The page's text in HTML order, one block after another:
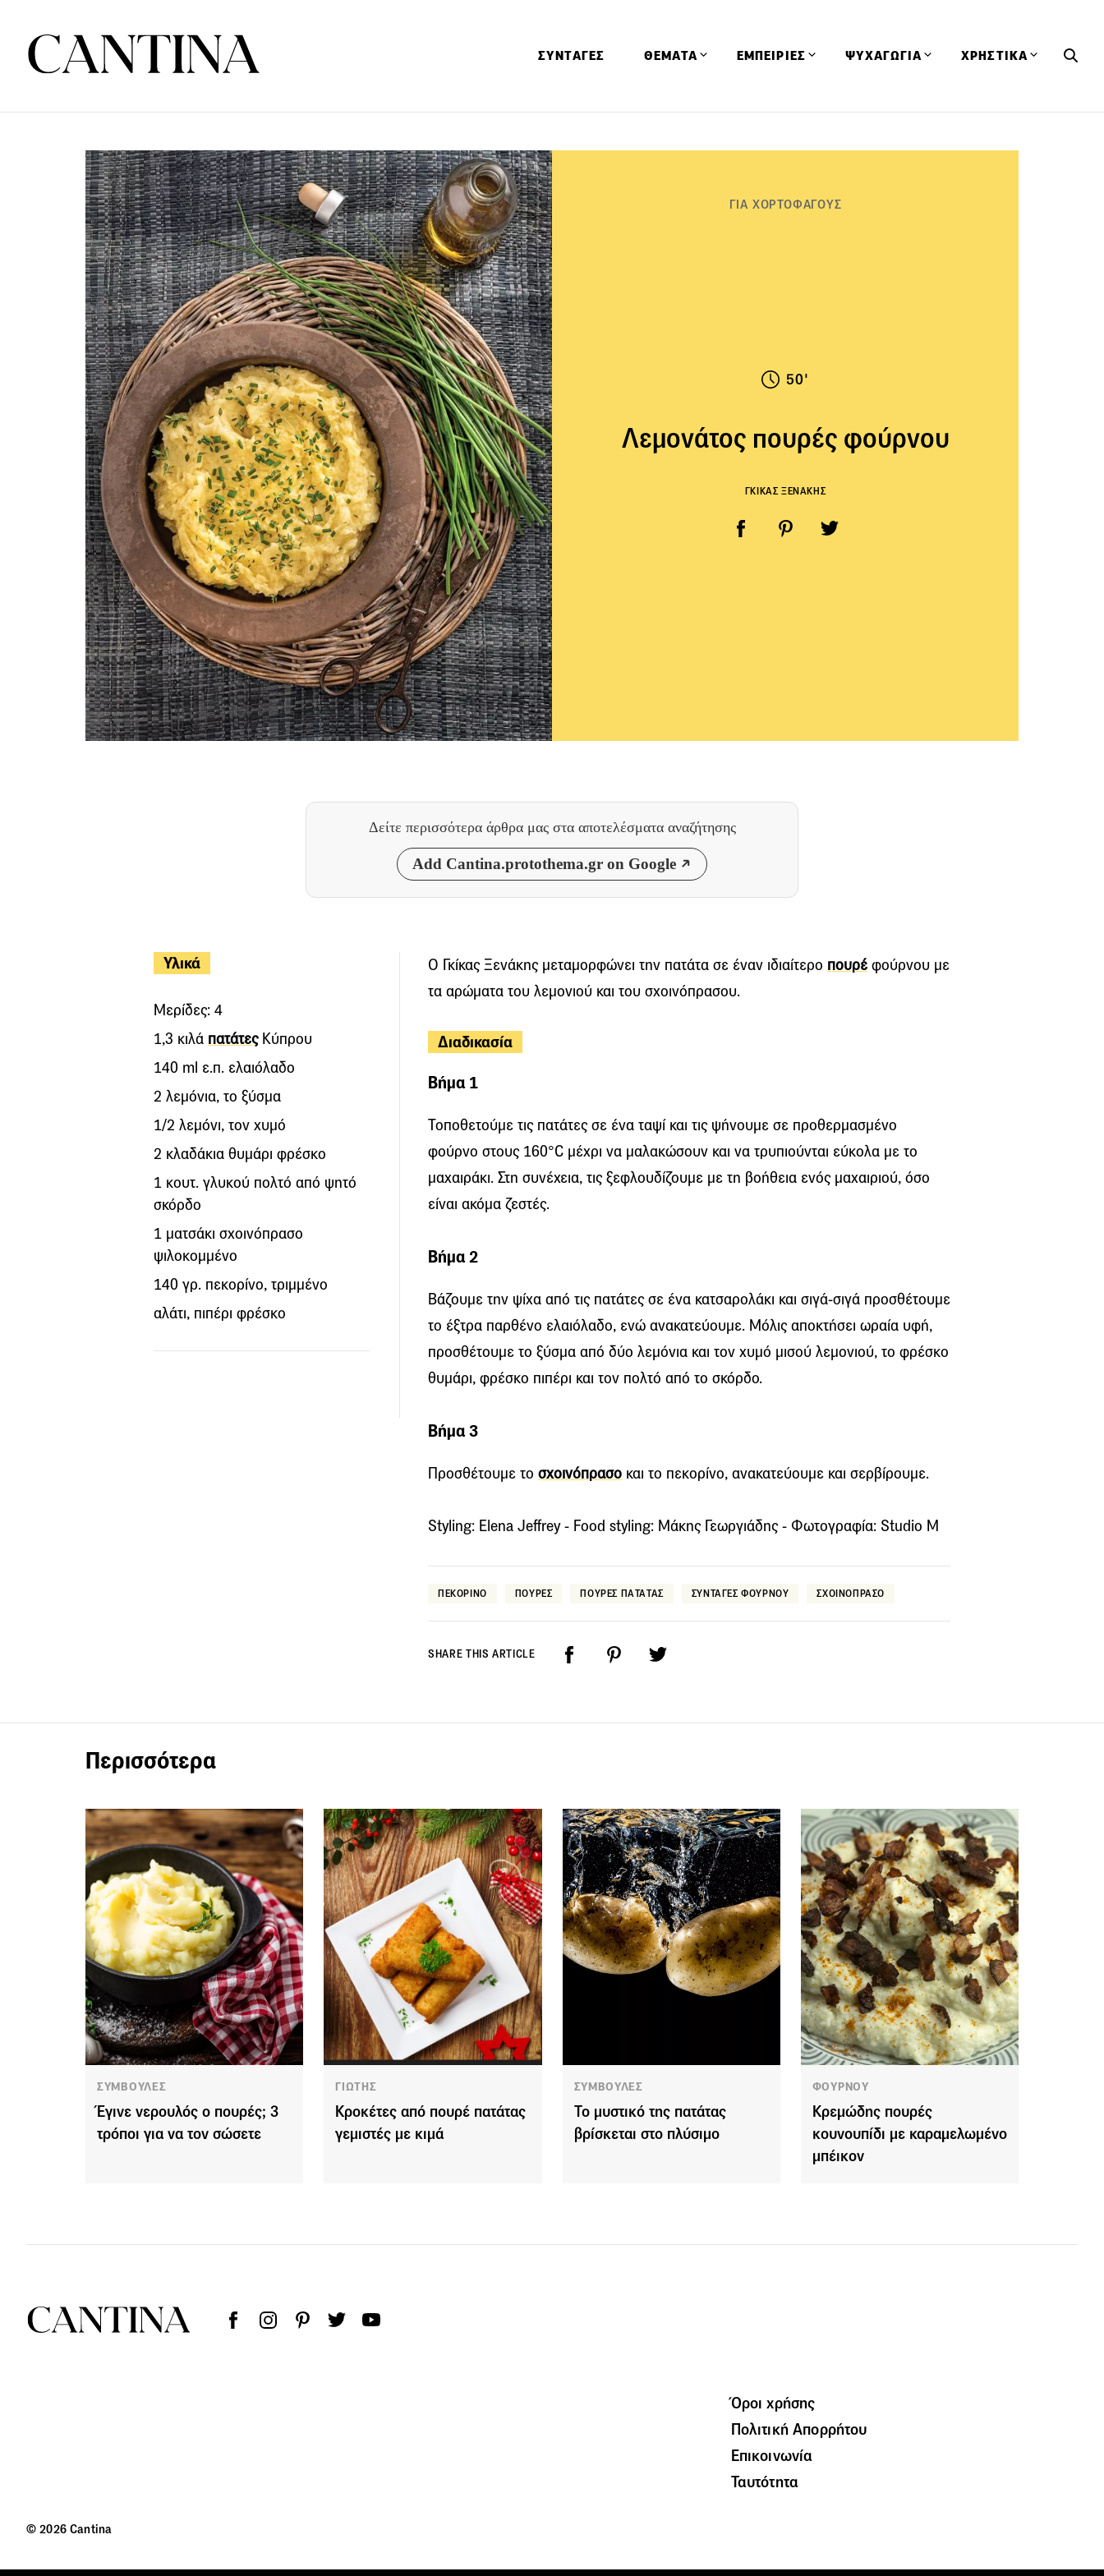
ΣΥΝΤΑΓΕΣ ΘΕΜΑΤΑ ΕΜΠΕΙΡΙΕΣ ΨΥΧΑΓΩΓΙΑ ΧΡΗΣΤΙΚΑ
ΓΙΑ ΧΟΡΤΟΦΑΓΟΥΣ
50'
Λεμονάτος πουρές φούρνου
ΓΚΙΚΑΣ ΞΕΝΑΚΗΣ
Δείτε περισσότερα άρθρα μας στα αποτελέσματα αναζήτησης
Add Cantina.protothema.gr on Google
Υλικά
Μερίδες: 4
1,3 κιλά πατάτεςΚύπρου
140 ml ε.π. ελαιόλαδο
2 λεμόνια, το ξύσμα
1/2 λεμόνι, τον χυμό
2 κλαδάκια θυμάρι φρέσκο
1 κουτ. γλυκού πολτό από ψητό
σκόρδο
1 ματσάκι σχοινόπρασο
ψιλοκομμένο
140 γρ. πεκορίνο, τριμμένο
αλάτι, πιπέρι φρέσκο
Ο Γκίκας Ξενάκης μεταμορφώνει την πατάτα σε έναν ιδιαίτερο πουρέ φούρνου με
τα αρώματα του λεμονιού και του σχοινόπρασου.
Διαδικασία
Βήμα 1
Τοποθετούμε τις πατάτες σε ένα ταψί και τις ψήνουμε σε προθερμασμένο
φούρνο στους 160°C μέχρι να μαλακώσουν και να τρυπιούνται εύκολα με το
μαχαιράκι. Στη συνέχεια, τις ξεφλουδίζουμε με τη βοήθεια ενός μαχαιριού, όσο
είναι ακόμα ζεστές.
Βήμα 2
Βάζουμε την ψίχα από τις πατάτες σε ένα κατσαρολάκι και σιγά-σιγά προσθέτουμε
το έξτρα παρθένο ελαιόλαδο, ενώ ανακατεύουμε. Μόλις αποκτήσει ωραία υφή,
προσθέτουμε το ξύσμα από δύο λεμόνια και τον χυμό μισού λεμονιού, το φρέσκο
θυμάρι, φρέσκο πιπέρι και τον πολτό από το σκόρδο.
Βήμα 3
Προσθέτουμε το σχοινόπρασο και το πεκορίνο, ανακατεύουμε και σερβίρουμε.
Styling: Elena Jeffrey - Food styling: Μάκης Γεωργιάδης - Φωτογραφία: Studio M
ΠΕΚΟΡΙΝΟ ΠΟΥΡΕΣ ΠΟΥΡΕΣ ΠΑΤΑΤΑΣ ΣΥΝΤΑΓΕΣ ΦΟΥΡΝΟΥ ΣΧΟΙΝΟΠΡΑΣΟ
SHARE THIS ARTICLE
Περισσότερα
ΣΥΜΒΟΥΛΕΣ
Έγινε νερουλός ο πουρές; 3
τρόποι για να τον σώσετε
ΓΙΩΤΗΣ
Κροκέτες από πουρέ πατάτας
γεμιστές με κιμά
ΣΥΜΒΟΥΛΕΣ
Το μυστικό της πατάτας
βρίσκεται στο πλύσιμο
ΦΟΥΡΝΟΥ
Κρεμώδης πουρές
κουνουπίδι με καραμελωμένο
μπέικον
Όροι χρήσης
Πολιτική Απορρήτου
Επικοινωνία
Ταυτότητα
© 2026 Cantina